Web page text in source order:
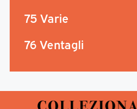
75 Varie
76 Ventagli